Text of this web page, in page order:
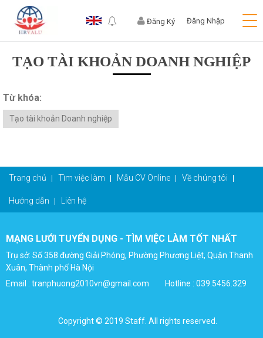
Đăng Ký Đăng Nhập
TẠO TÀI KHOẢN DOANH NGHIỆP
Từ khóa:
Tạo tài khoản Doanh nghiệp
Trang chủ Tìm việc làm Mẫu CV Online Về chúng tôi
Hướng dẫn Liên hệ
MẠNG LƯỚI TUYỂN DỤNG - TÌM VIỆC LÀM TỐT NHẤT
Trụ sở: Số 358 đường Giải Phóng, Phường Phương Liệt, Quận Thanh
Xuân, Thành phố Hà Nội
Email : tranphuong2010vn@gmail.com Hotline : 039.5456.329
Copyright © 2019 Staff. All rights reserved.